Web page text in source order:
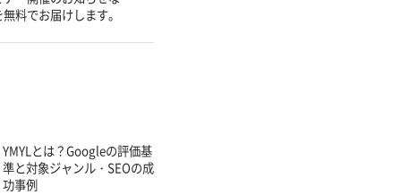
料でお届けします。
YMYLとは？Googleの評価基
準と対象ジャンル・SEOの成
功事例